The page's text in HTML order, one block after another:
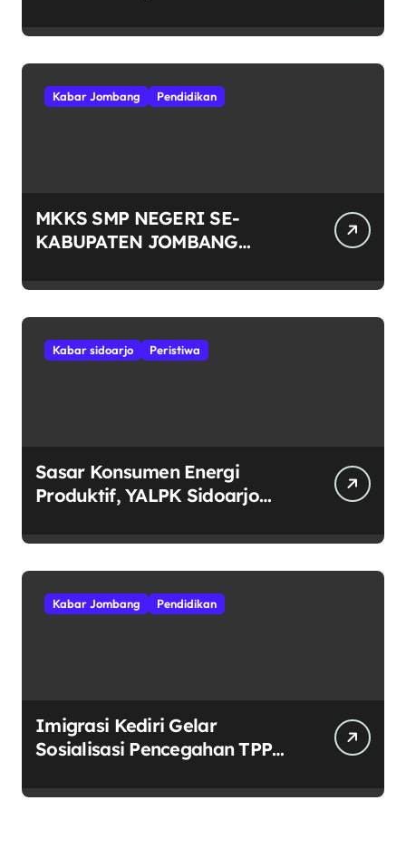
di HUT RI ke-81
Kabar Jombang Pendidikan
MKKS SMP NEGERI SE-
KABUPATEN JOMBANG
DENGAN SEMANGAT
“INDONESIA BERDAULAT,
ADIL, DAN MAKMUR”
Kabar sidoarjo Peristiwa
Sasar Konsumen Energi
Produktif, YALPK Sidoarjo
Pengemudi Ojol di Candi
Kabar Jombang Pendidikan
Imigrasi Kediri Gelar
Sosialisasi Pencegahan TPPO
POLTEKIMIPAS di SMKN 2